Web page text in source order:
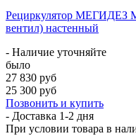
Рециркулятор МЕГИДЕЗ
вентил) настенный
- Наличие уточняйте
было
27 830 руб
25 300 руб
Позвонить и купить
- Доставка 1-2 дня
При условии товара в